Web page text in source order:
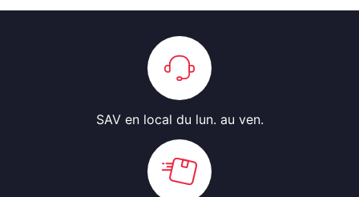
SAV en local du lun. au ven.